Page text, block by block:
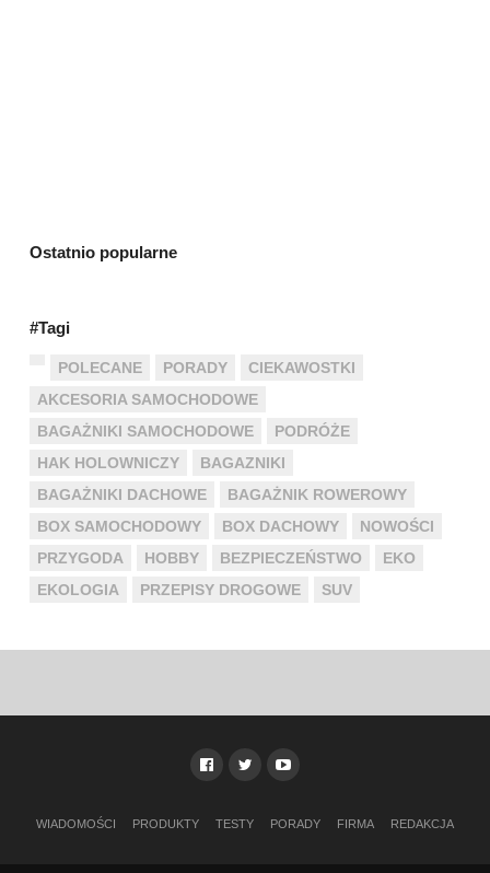
Ostatnio popularne
#Tagi
POLECANE PORADY
CIEKAWOSTKI
AKCESORIA SAMOCHODOWE
BAGAŻNIKI SAMOCHODOWE
PODRÓŻE
HAK HOLOWNICZY
BAGAZNIKI
BAGAŻNIKI DACHOWE
BAGAŻNIK ROWEROWY
BOX SAMOCHODOWY
BOX DACHOWY
NOWOŚCI
PRZYGODA
HOBBY BEZPIECZEŃSTWO
EKO
EKOLOGIA
PRZEPISY DROGOWE SUV
WIADOMOŚCI PRODUKTY TESTY PORADY FIRMA REDAKCJA